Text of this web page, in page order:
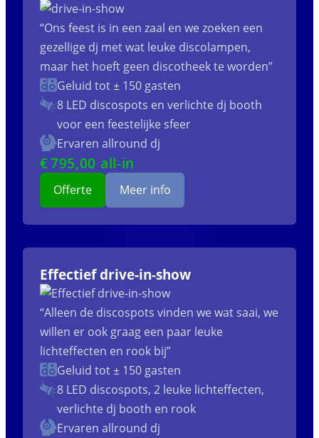
“Ons feest is in een zaal en we zoeken een
gezellige dj met wat leuke discolampen,
maar het hoeft geen discotheek te worden”
Geluid tot ± 150 gasten
8 LED discospots en verlichte dj booth
voor een feestelijke sfeer
Ervaren allround dj
€795,00 all-in
Offerte Meer info
Effectief drive-in-show
“Alleen de discospots vinden we wat saai, we
willen er ook graag een paar leuke
lichteffecten en rook bij”
Geluid tot ± 150 gasten
8 LED discospots, 2 leuke lichteffecten,
verlichte dj booth en rook
Ervaren allround dj